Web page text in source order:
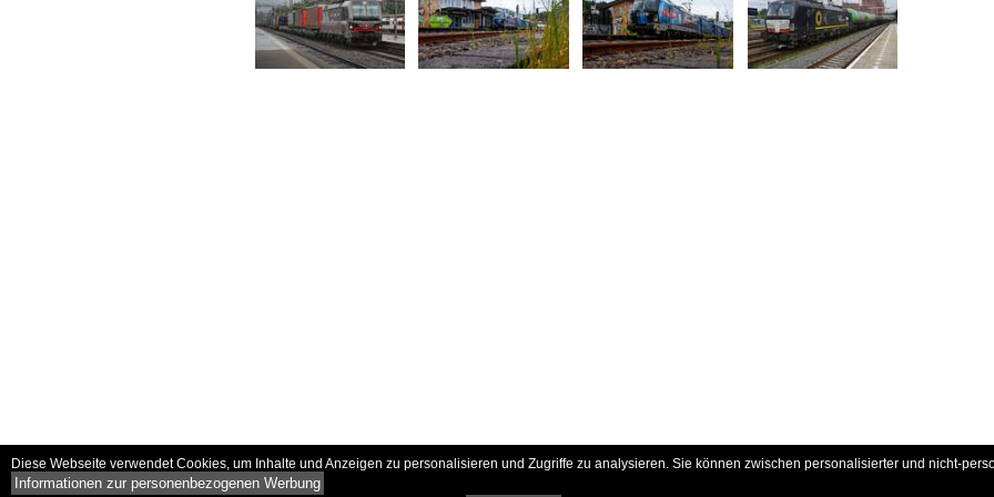
Diese Webseite verwendet Cookies, um Inhalte und Anzeigen zu personalisieren und Zugriffe zu analysieren. Sie können zwischen personalisierter und nicht-
Informationen zur personenbezogenen Werbung